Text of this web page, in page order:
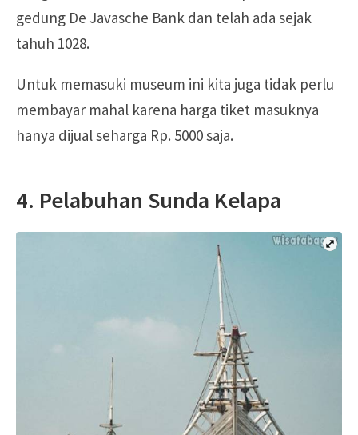
gedung De Javasche Bank dan telah ada sejak
tahuh 1028.
Untuk memasuki museum ini kita juga tidak perlu
membayar mahal karena harga tiket masuknya
hanya dijual seharga Rp. 5000 saja.
4. Pelabuhan Sunda Kelapa